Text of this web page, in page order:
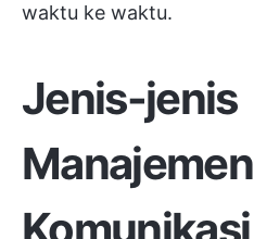
waktu ke waktu.
Jenis-jenis
Manajemen